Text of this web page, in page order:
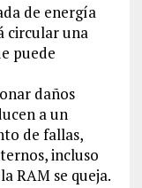
de energía
circular una
puede
daños
a un
de fallas,
incluso
RAM se queja.